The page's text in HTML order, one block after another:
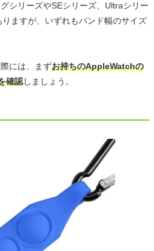
シリーズやSEシリーズ、Ultraシリー
ますが、いずれもバンド幅のサイズ
には、まずお持ちのAppleWatchの
確認しましょう。